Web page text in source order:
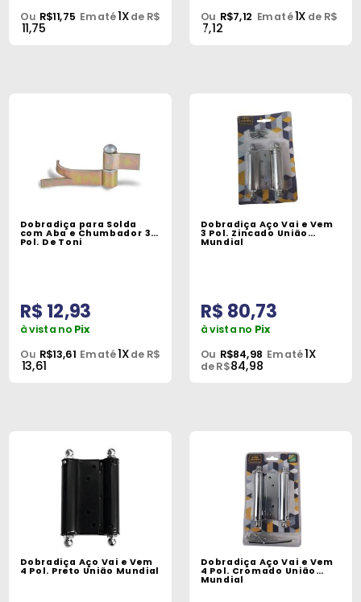
Tintas
Químicos
Acessórios
Mecânica
Ou R$11,75 Em até1Xde R$
11,75
Ou R$7,12 Em até1X de R$
7,12
Dobradiça para Solda
com Aba e Chumbador 3
Pol. De Toni
R$ 12,93
à vista no Pix
Ou R$13,61 Em até1Xde R$
13,61
Dobradiça Aço Vai e Vem
3 Pol. Zincado União
Mundial
R$ 80,73
à vista no Pix
Ou R$84,98 Em até1X
de R$84,98
Dobradiça Aço Vai e Vem
4 Pol. Preto União Mundial
Dobradiça Aço Vai e Vem
4 Pol. Cromado União
Mundial